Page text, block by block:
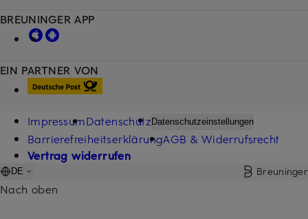
EIN PARTNER VON
BREUNINGER APP
ImpressumDatenschutz Datenschutzeinstellungen
BarrierefreiheitserklärungAGB & Widerrufsrecht
Vertrag widerrufen
DE Breuninger
Nach oben